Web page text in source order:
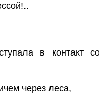
в контакт
через леса,